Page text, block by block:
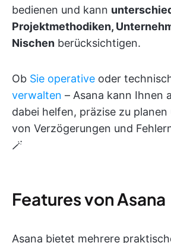
bedienen und kann
Projektmethodiken,
Nischen berücksichtigen.
Ob Sie operative oder
verwalten – Asana kann Ihnen
dabei helfen, präzise zu planen
von Verzögerungen und
🪄
Features von Asana
Asana bietet mehrere